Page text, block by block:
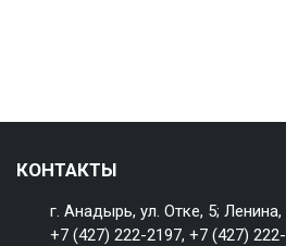
КОНТАКТЫ
г. Анадырь, ул. Отке, 5; Ленина,
+7 (427) 222-2197,+7 (427)